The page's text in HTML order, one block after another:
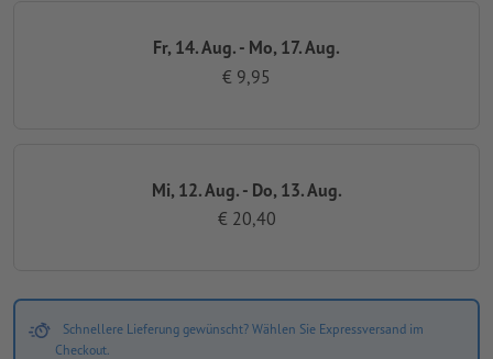
Fr, 14. Aug. - Mo, 17. Aug.
€ 9,95
Mi, 12. Aug. - Do, 13. Aug.
€ 20,40
Schnellere Lieferung gewünscht? Wählen Sie Expressversand im
Checkout.